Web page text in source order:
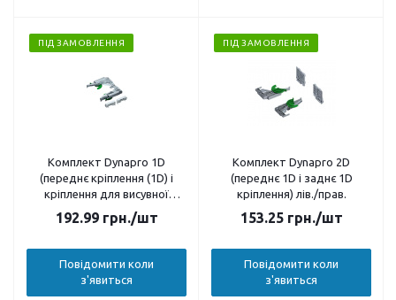
ПІД ЗАМОВЛЕННЯ
Комплект Dynapro 1D
(переднє кріплення (1D) і
кріплення для висувної
полиці) лів./прав.
192.99грн./шт
Повідомити коли
з'явиться
ПІД ЗАМОВЛЕННЯ
Комплект Dynapro 2D
(переднє 1D і заднє 1D
кріплення) лів./прав.
153.25грн./шт
Повідомити коли
з'явиться